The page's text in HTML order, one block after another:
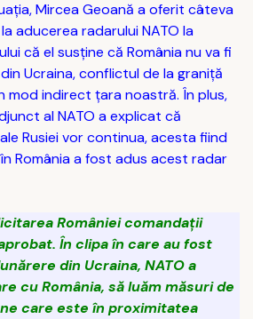
Mircea Geoană a oferit câteva
aducerea radarului NATO la
că el susține că România nu va fi
Ucraina, conflictul de la graniță
mod indirect țara noastră. În plus,
al NATO a explicat că
Rusiei vor continua, acesta fiind
România a fost adus acest radar
României comandații
În clipa în care au fost
din Ucraina, NATO a
cu România, să luăm măsuri de
care este în proximitatea